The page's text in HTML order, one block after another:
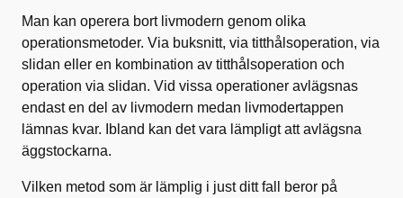
Man kan operera bort livmodern genom olika
operationsmetoder. Via buksnitt, via titthålsoperation, via
slidan eller en kombination av titthålsoperation och
operation via slidan. Vid vissa operationer avlägsnas
endast en del av livmodern medan livmodertappen
lämnas kvar. Ibland kan det vara lämpligt att avlägsna
äggstockarna.
Vilken metod som är lämplig i just ditt fall beror på